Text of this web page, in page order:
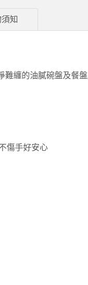
知
難纏的油膩碗盤及餐
傷手好安心